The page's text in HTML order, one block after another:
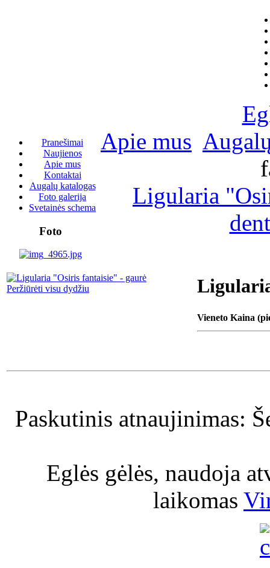
Pranešimai
Naujienos
Apie mus
Kontaktai
Augalų katalogas
Foto galerija
Svetainės schema
Foto
Apie mus
Ligularia
Peržiūrėti visu dydžiu
Vieneto Kaina
Paskutinis atnaujinimas:
Eglės gėlės, naudoja
laikomas